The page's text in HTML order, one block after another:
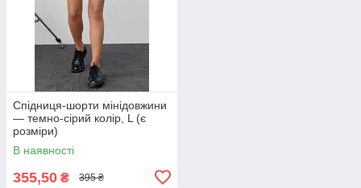
Спідниця-шорти мінідовжини
— темно-сірий колір, L (є
розміри)
В наявності
355,50 ₴ 395 ₴